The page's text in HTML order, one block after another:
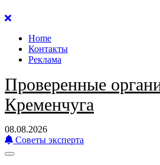
Перейти
содержанию
Home
Контакты
Реклама
Проверенные
Кременчуга
08.08.2026
Советы эксперта